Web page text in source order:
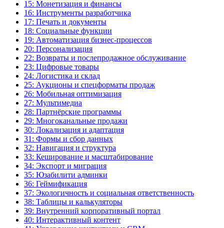
15: Монетизация и финансы
16: Инструменты разработчика
17: Печать и документы
18: Социальные функции
19: Автоматизация бизнес-процессов
20: Персонализация
22: Возвраты и послепродажное обслуживание
23: Цифровые товары
24: Логистика и склад
25: Аукционы и спецформаты продаж
26: Мобильная оптимизация
27: Мультимедиа
28: Партнёрские программы
29: Многоканальные продажи
30: Локализация и адаптация
31: Формы и сбор данных
32: Навигация и структура
33: Кеширование и масштабирование
34: Экспорт и миграция
35: Юзабилити админки
36: Геймификация
37: Экологичность и социальная ответственность
38: Таблицы и калькуляторы
39: Внутренний корпоративный портал
40: Интерактивный контент